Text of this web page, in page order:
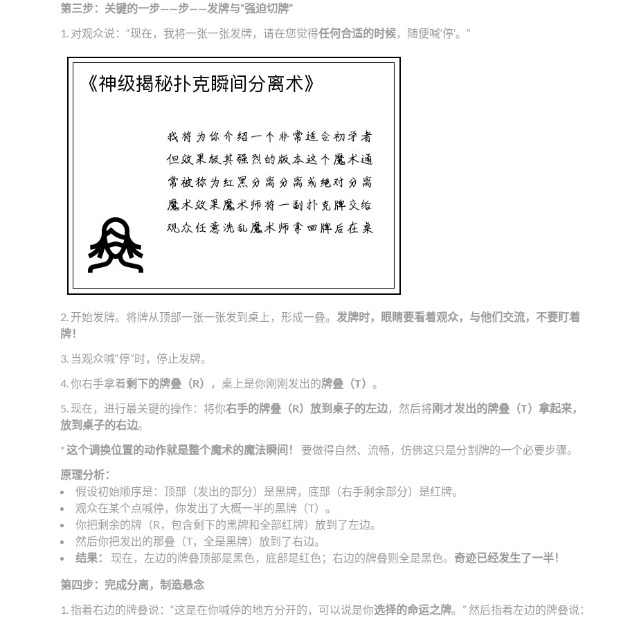
第三步：关键的一步——步——发牌与“强迫切牌”
1. 对观众说：“现在，我将一张一张发牌，请在您觉得任何合适的时候，随便喊‘停’。”
2. 开始发牌。将牌从顶部一张一张发到桌上，形成一叠。 发牌时，眼睛要看着观众，与他们交流，不要盯着
牌！
3. 当观众喊“停”时，停止发牌。
4. 你右手拿着剩下的牌叠（R） ，桌上是你刚刚发出的牌叠（T） 。
5. 现在，进行最关键的操作：将你右手的牌叠（R）放到桌子的左边，然后将刚才发出的牌叠（T）拿起来，
放到桌子的右边。
* 这个调换位置的动作就是整个魔术的魔法瞬间！
要做得自然、流畅，仿佛这只是分割牌的一个必要步骤。
原理分析：
假设初始顺序是：顶部（发出的部分）是黑牌，底部（右手剩余部分）是红牌。
观众在某个点喊停，你发出了大概一半的黑牌（T）。
你把剩余的牌（R，包含剩下的黑牌和全部红牌）放到了左边。
然后你把发出的那叠（T，全是黑牌）放到了右边。
结果：
现在，左边的牌叠顶部是黑色，底部是红色；右边的牌叠则全是黑色。 奇迹已经发生了一半！
第四步：完成分离，制造悬念
1. 指着右边的牌叠说：“这是在你喊停的地方分开的，可以说是你选择的命运之牌。” 然后指着左边的牌叠说：